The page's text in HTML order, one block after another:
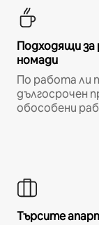
Подходящи за
номади
По работа ли
дългосрочен
обособени
Търсите